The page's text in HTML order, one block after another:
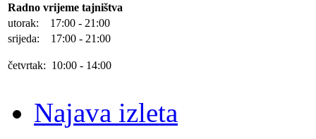
Radno vrijeme tajništva
utorak: 17:00 - 21:00
srijeda: 17:00 - 21:00
četvrtak: 10:00 - 14:00
Najava izleta